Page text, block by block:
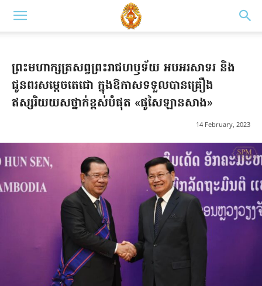
ព្រះមហាក្សត្រសព្វព្រះរាជហឫទ័យ អបអរសាទរ និង
ជូនពរសម្តេចតេជោ ក្នុងឱកាសទទួលបានគ្រឿង
ឥស្សរិយយសថ្នាក់ខ្ពស់បំផុត «ផូសៃឡានសាង»
14 February, 2023